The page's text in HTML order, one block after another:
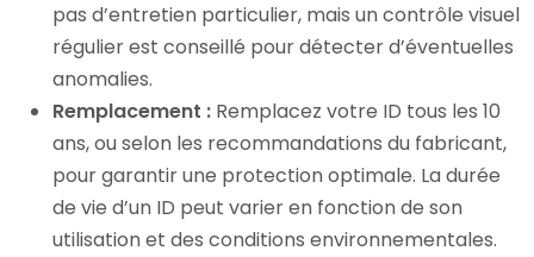
pas d’entretien particulier, mais un contrôle visuel
régulier est conseillé pour détecter d’éventuelles
anomalies.
Remplacement : Remplacez votre ID tous les 10
ans, ou selon les recommandations du fabricant,
pour garantir une protection optimale. La durée
de vie d’un ID peut varier en fonction de son
utilisation et des conditions environnementales.